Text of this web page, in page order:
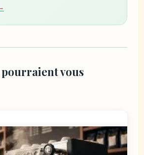
vous